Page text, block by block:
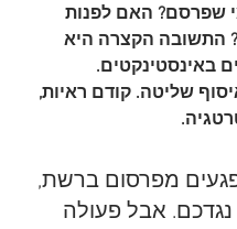
שפרסם? האם לפנות
התשובה הקצרה היא
באינסטינקטים.
שליטה. קודם ראיות,
מפרסום ברשת,
נגדכם. אבל פעולה